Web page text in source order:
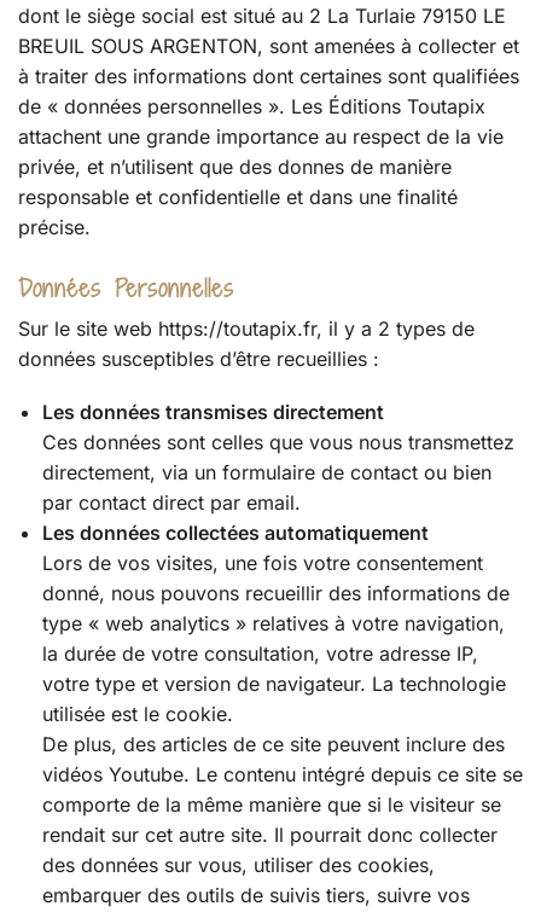
dont le siège social est situé au 2 La Turlaie 79150 LE
BREUIL SOUS ARGENTON, sont amenées à collecter et
à traiter des informations dont certaines sont qualifiées
de « données personnelles ». Les Éditions Toutapix
attachent une grande importance au respect de la vie
privée, et n’utilisent que des donnes de manière
responsable et confidentielle et dans une finalité
précise.
Données Personnelles
Sur le site web https://toutapix.fr, il y a 2 types de
données susceptibles d’être recueillies :
Les données transmises directement
Ces données sont celles que vous nous transmettez
directement, via un formulaire de contact ou bien
par contact direct par email.
Les données collectées automatiquement
Lors de vos visites, une fois votre consentement
donné, nous pouvons recueillir des informations de
type « web analytics » relatives à votre navigation,
la durée de votre consultation, votre adresse IP,
votre type et version de navigateur. La technologie
utilisée est le cookie.
De plus, des articles de ce site peuvent inclure des
vidéos Youtube. Le contenu intégré depuis ce site se
comporte de la même manière que si le visiteur se
rendait sur cet autre site. Il pourrait donc collecter
des données sur vous, utiliser des cookies,
embarquer des outils de suivis tiers, suivre vos